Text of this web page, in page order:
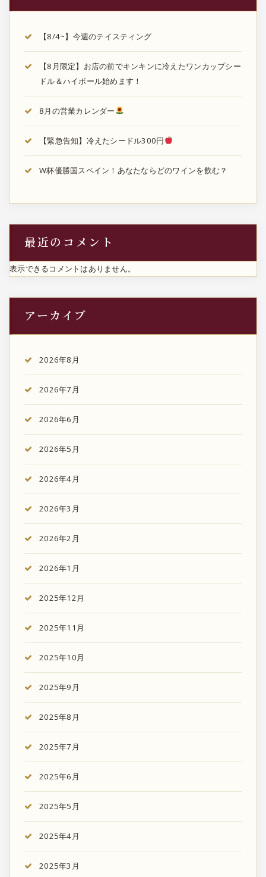
【8/4~】今週のテイスティング
【8月限定】お店の前でキンキンに冷えたワンカップシー
ドル＆ハイボール始めます！
8月の営業カレンダー
【緊急告知】冷えたシードル300円
W杯優勝国スペイン！あなたならどのワインを飲む？
最近のコメント
表示できるコメントはありません。
アーカイブ
2026年8月
2026年7月
2026年6月
2026年5月
2026年4月
2026年3月
2026年2月
2026年1月
2025年12月
2025年11月
2025年10月
2025年9月
2025年8月
2025年7月
2025年6月
2025年5月
2025年4月
2025年3月